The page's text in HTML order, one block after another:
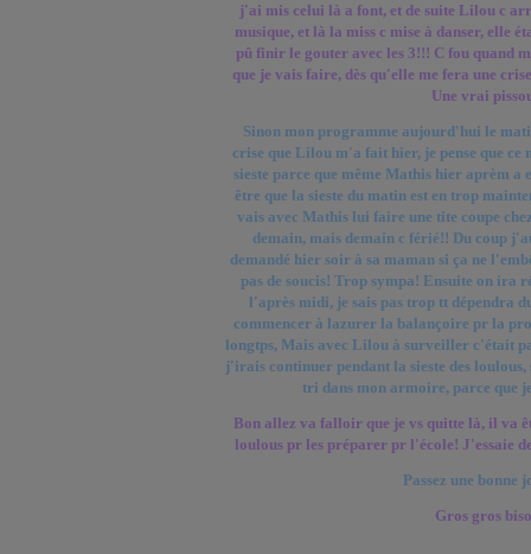
j'ai mis celui là a font, et de suite Lilou c
musique, et là la miss c mise à danser, elle
pû finir le gouter avec les 3!!! C fou quand
que je vais faire, dès qu'elle me fera une
Une vrai
Sinon mon programme aujourd'hui le
crise que Lilou m'a fait hier, je pense que ce
sieste parce que même Mathis hier aprèm a
être que la sieste du matin est en trop
vais avec Mathis lui faire une tite coupe
demain, mais demain c férié!! Du coup
demandé hier soir à sa maman si ça ne
pas de soucis! Trop sympa! Ensuite on ira
l'après midi, je sais pas trop tt dépendra
commencer à lazurer la balançoire pr la
longtps, Mais avec Lilou à surveiller c'était
j'irais continuer pendant la sieste des
tri dans mon armoire, parce que
Bon allez va falloir que je vs quitte là, il va
loulous pr les préparer pr l'école! J'essaie
Passez une bonne
Gros gros